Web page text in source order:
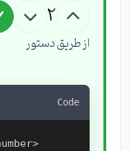
2
از طریق دستور
Code